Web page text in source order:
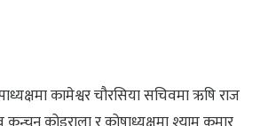
कामेश्वर चौरसिया सचिवमा ऋषि राज